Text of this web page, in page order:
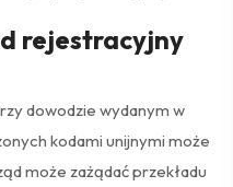
rejestracyjny
dowodzie wydanym w
kodami unijnymi może
może zażądać przekładu